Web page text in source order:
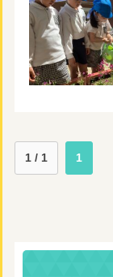
1 / 1 1